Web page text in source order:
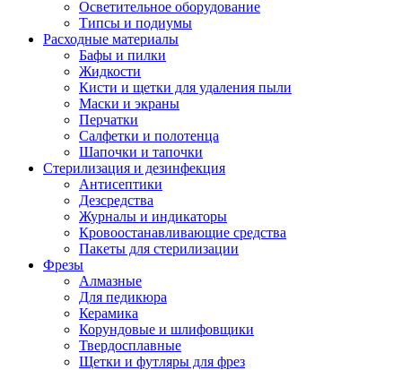
Осветительное оборудование
Типсы и подиумы
Расходные материалы
Бафы и пилки
Жидкости
Кисти и щетки для удаления пыли
Маски и экраны
Перчатки
Салфетки и полотенца
Шапочки и тапочки
Стерилизация и дезинфекция
Антисептики
Дезсредства
Журналы и индикаторы
Кровоостанавливающие средства
Пакеты для стерилизации
Фрезы
Алмазные
Для педикюра
Керамика
Корундовые и шлифовщики
Твердосплавные
Щетки и футляры для фрез